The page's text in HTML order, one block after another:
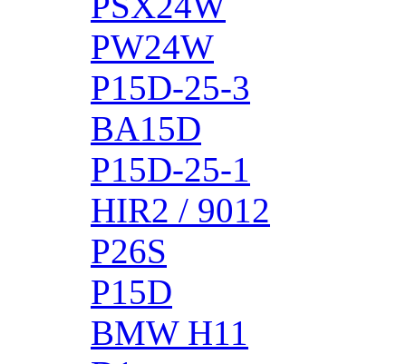
PW24W
P15D-25-3
BA15D
P15D-25-1
HIR2 / 9012
P26S
P15D
BMW H11